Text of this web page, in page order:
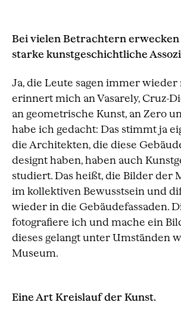
Bei vielen Betrachtern erwecken
starke kunstgeschichtliche
Ja, die Leute sagen immer wieder
erinnert mich an Vasarely, Cruz-
an geometrische Kunst, an Zero
habe ich gedacht: Das stimmt ja
die Architekten, die diese
designt haben, haben auch
studiert. Das heißt, die Bilder der
im kollektiven Bewusstsein und
wieder in die Gebäudefassaden.
fotografiere ich und mache ein
dieses gelangt unter Umständen
Museum.
Eine Art Kreislauf der Kunst.